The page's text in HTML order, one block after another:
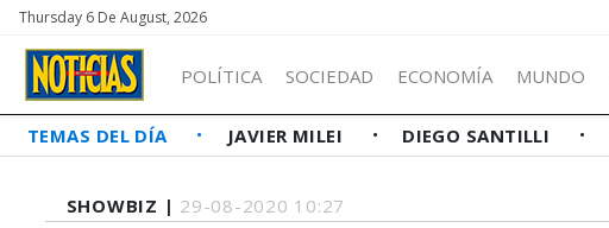
Thursday 6 De August, 2026
POLÍTICA SOCIEDAD ECONOMÍA MUNDO
TEMAS DEL DÍA JAVIER MILEI DIEGO SANTILLI
SHOWBIZ | 29-08-2020 10:27